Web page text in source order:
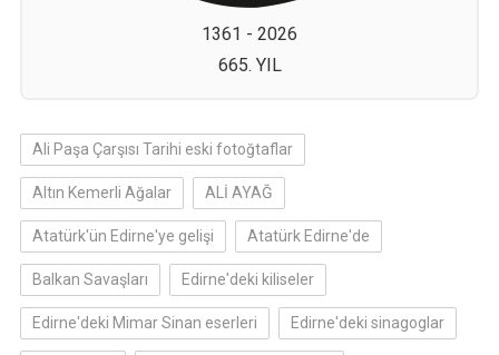
1361 - 2026
665. YIL
Ali Paşa Çarşısı Tarihi eski fotoğtaflar
Altın Kemerli Ağalar ALİ AYAĞ
Atatürk'ün Edirne'ye gelişi Atatürk Edirne'de
Balkan Savaşları Edirne'deki kiliseler
Edirne'deki Mimar Sinan eserleri Edirne'deki sinagoglar